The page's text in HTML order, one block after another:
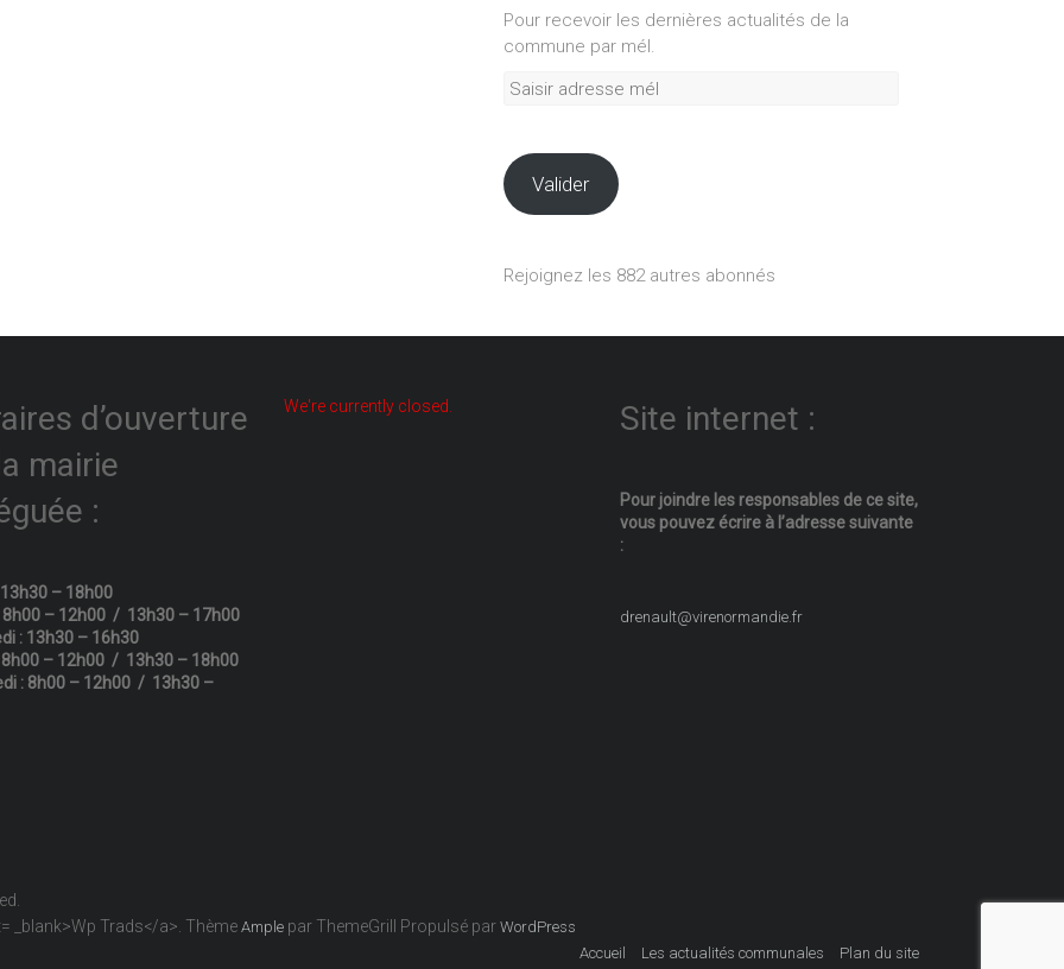
Pour recevoir les dernières actualités de la
commune par mél.
Saisir
Valider
Rejoignez les 882 autres abonnés
d’ouverture
mairie
:
13h30 – 18h00
8h00 – 12h00 / 13h30 – 17h00
: 13h30 – 16h30
8h00 – 12h00 / 13h30 – 18h00
: 8h00 – 12h00 / 13h30 –
We're currently closed. Site internet :
Pour joindre les responsables de ce site,
vous pouvez écrire à l’adresse suivante
:
drenault@virenormandie.fr
_blank>Wp Trads</a>. Thème Ample par ThemeGrill Propulsé par WordPress
Accueil
Les actualités communales Plan du site